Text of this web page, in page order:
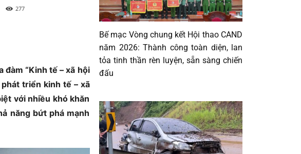
277
đàm “Kinh tế – xã hội
triển kinh tế – xã
với nhiều khó khăn
năng bứt phá mạnh
Bế mạc Vòng chung kết Hội thao CAND
năm 2026: Thành công toàn diện, lan
tỏa tinh thần rèn luyện, sẵn sàng chiến
đấu